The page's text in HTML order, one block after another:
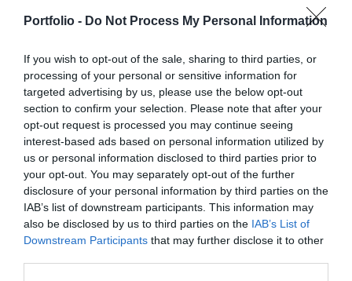
Portfolio - Do Not Process My Personal Information
If you wish to opt-out of the sale, sharing to third parties, or
processing of your personal or sensitive information for
targeted advertising by us, please use the below opt-out
section to confirm your selection. Please note that after your
opt-out request is processed you may continue seeing
interest-based ads based on personal information utilized by
us or personal information disclosed to third parties prior to
your opt-out. You may separately opt-out of the further
disclosure of your personal information by third parties on the
IAB’s list of downstream participants. This information may
also be disclosed by us to third parties on the IAB’s List of
Downstream Participants that may further disclose it to other
államigazgatási, banki, vállalati és érdekképviseleti szféra
információkat, amelyek az agrárgazdaság valamennyi
szereplője – a termelők, az élelmiszergyártók és a
kereskedők – számára egyaránt hasznos tájékoztatásul
szolgálhatnak. Emellett a rendezvény széles
körű bemutatkozási és piacépítési lehetőséget biztosít az
agráriumot kiszolgáló vállalkozások – inputgyártók,
integrátorok, gépforgalmazók, finanszírozási és egyéb
szolgáltatók – számára. A konferencia a tartalmas
programkínálaton túl alkalmat teremt a szakmai
kapcsolatépítésre, a networkingre és az üzleti
tárgyalásokra, a színvonalas szakmai előadások és
AI & DIGITAL TRANSFORMATION
2026. november 26. Marriott Hotel
Elképesztő ütemben digitalizálódik az életünk és ezzel
együtt a vállalatok működése, a papír alapú folyamatok
megszűnnek, a fiókokba, személyes ügyintézésre csak a
legkomplexebb ügyekben járunk, digitális csatornákon 0-24
órában kommunikálunk, ügyeket intézünk. Ám most a
digitális világot, a belső működést és az ügyfél front-
endeket is feje tetejére állítja az AI-forradalom, és az
agentic AI trend. Az önállóan cselekedni képes AI-
ügynökök, illetve az egyes üzleti, compliance és
adminisztratív folyamatokat támogató AI-eszközök és
RÉSZLETEK & JEGYEK